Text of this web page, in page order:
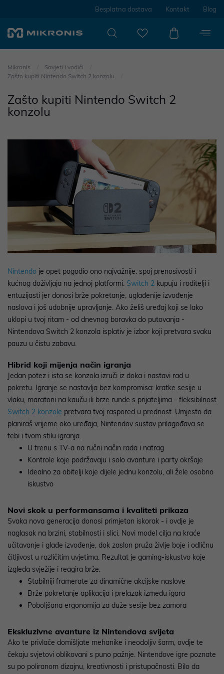
Besplatna dostava Kontakt Blog
Mikronis
Savjeti i vodiči
Zašto kupiti Nintendo Switch 2 konzolu
Zašto kupiti Nintendo Switch 2
konzolu
Nintendo je opet pogodio ono najvažnije: spoj prenosivosti i
kućnog doživljaja na jednoj platformi. Switch 2 kupuju i roditelji i
entuzijasti jer donosi brže pokretanje, uglađenije izvođenje
naslova i još udobnije upravljanje. Ako želiš uređaj koji se lako
uklopi u tvoj ritam - od dnevnog boravka do putovanja -
Nintendova Switch 2 konzola isplativ je izbor koji pretvara svaku
pauzu u čistu zabavu.
Hibrid koji mijenja način igranja
Jedan potez i ista se konzola izruči iz doka i nastavi rad u
pokretu. Igranje se nastavlja bez kompromisa: kratke sesije u
vlaku, maratoni na kauču ili brze runde s prijateljima - fleksibilnost
Switch 2 konzole pretvara tvoj raspored u prednost. Umjesto da
planiraš vrijeme oko uređaja, Nintendov sustav prilagođava se
tebi i tvom stilu igranja.
U trenu s TV-a na ručni način rada i natrag
Kontrole koje podržavaju i solo avanture i party okršaje
Idealno za obitelji koje dijele jednu konzolu, ali žele osobno
iskustvo
Novi skok u performansama i kvaliteti prikaza
Svaka nova generacija donosi primjetan iskorak - i ovdje je
naglasak na brzini, stabilnosti i slici. Novi model cilja na kraće
učitavanje i glađe izvođenje, dok zaslon pruža življe boje i odličnu
čitljivost u različitim uvjetima. Rezultat je gaming-iskustvo koje
izgleda svježije i reagira brže.
Stabilniji framerate za dinamične akcijske naslove
Brže pokretanje aplikacija i prelazak između igara
Poboljšana ergonomija za duže sesije bez zamora
Ekskluzivne avanture iz Nintendova svijeta
Ako te privlače domišljate mehanike i neodoljiv šarm, ovdje te
čekaju svjetovi oblikovani s puno pažnje. Nintendove igre poznate
su po poliranom dizajnu, kreativnosti i pristupačnosti. Bilo da